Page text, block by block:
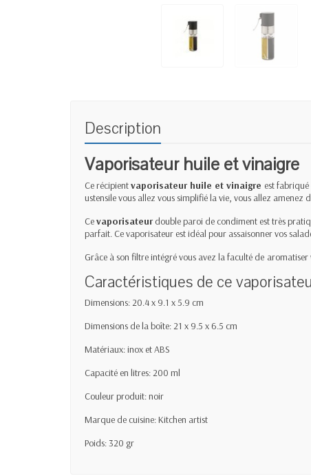
Description
Vaporisateur huile et vinaigre
Ce récipientvaporisateur huile et vinaigre est
ustensile vous allez vous simplifié la vie, vous allez amenez
Cevaporisateurdouble paroi de condiment est très
parfait. Ce vaporisateur est idéal pour assaisonner vos
Grâce à son filtre intégré vous avez la faculté de aromatiser
Caractéristiques de ce
Dimensions: 20.4 x 9.1 x 5.9 cm
Dimensions de la boîte: 21 x 9.5 x 6.5 cm
Matériaux: inox et ABS
Capacité en litres: 200 ml
Couleur produit: noir
Marque de cuisine: Kitchen artist
Poids: 320 gr